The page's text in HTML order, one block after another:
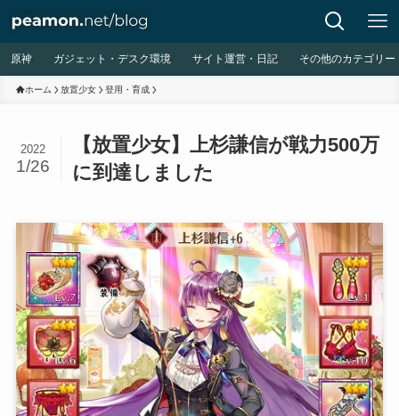
原神 ガジェット・デスク環境 サイト運営・日記 その他のカテゴリー
ホーム 放置少女 登用・育成
【放置少女】上杉謙信が戦力500万
に到達しました
2022
1/26